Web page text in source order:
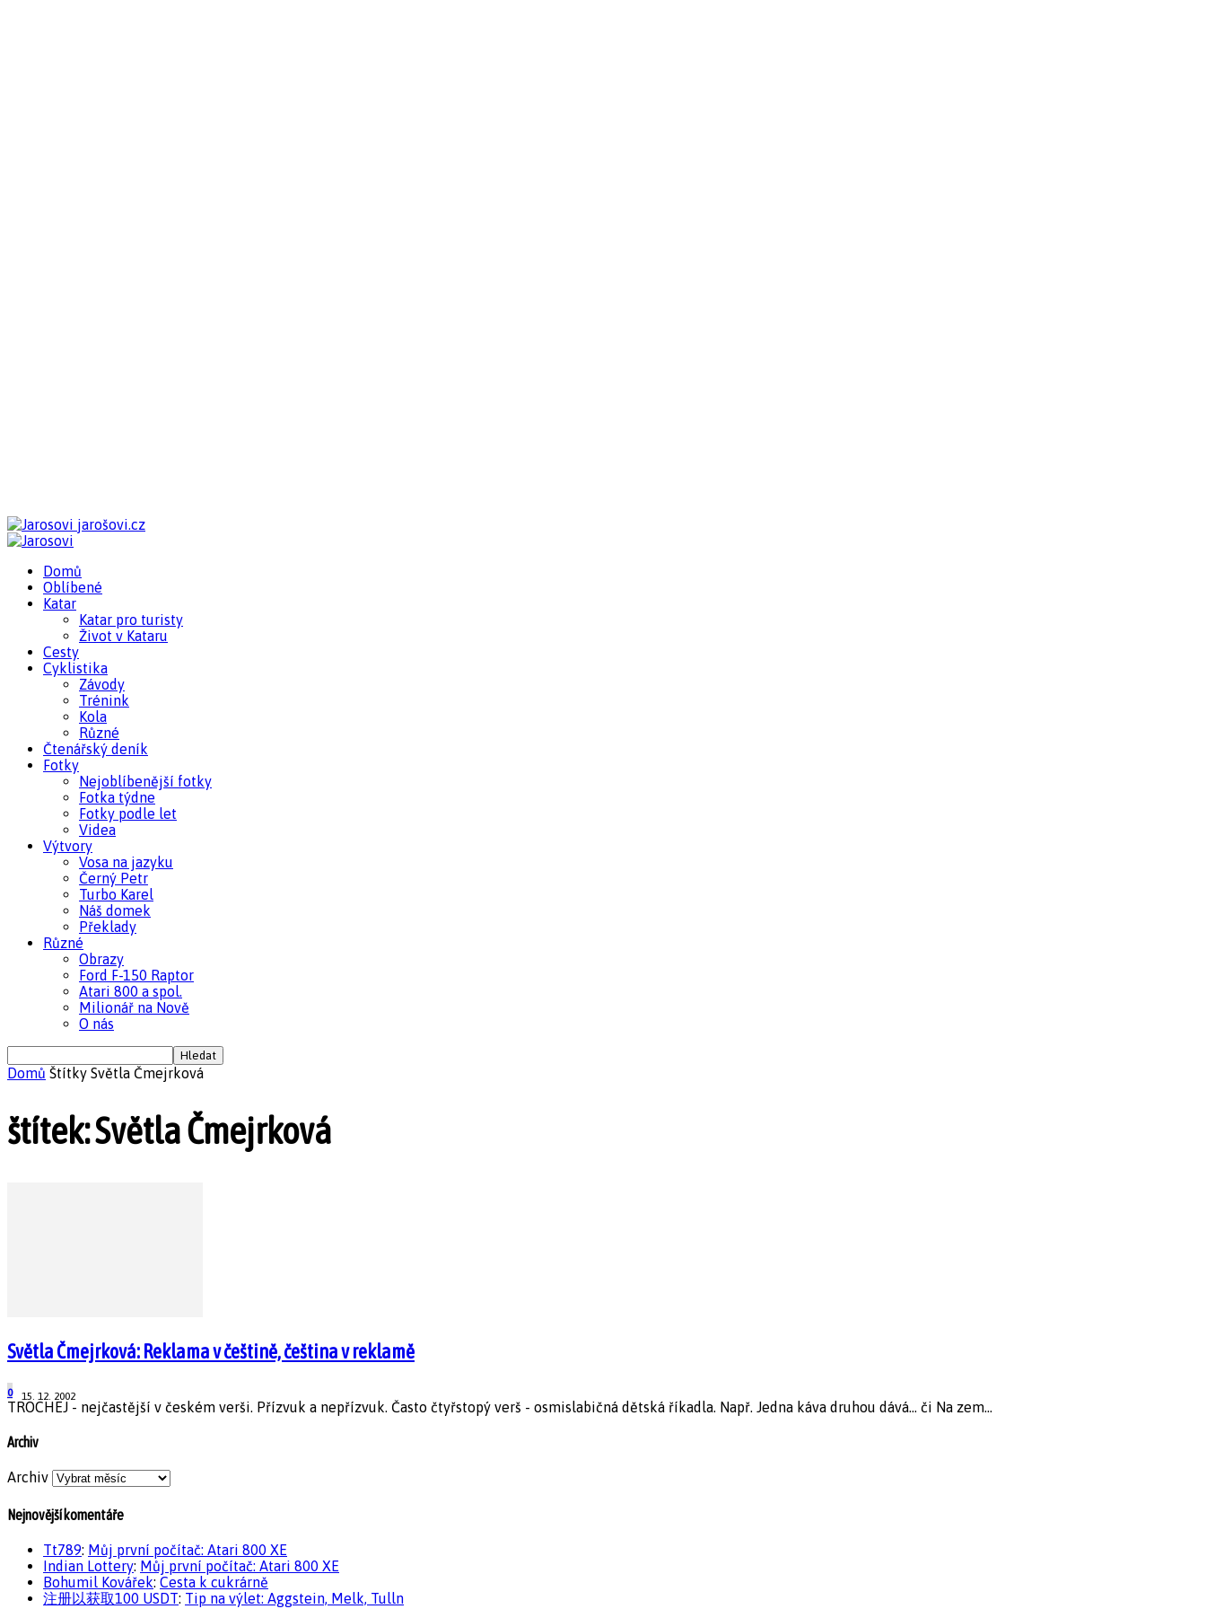
jarošovi.cz
Domů
Oblíbené
Katar
Katar pro turisty
Život v Kataru
Cesty
Cyklistika
Závody
Trénink
Kola
Různé
Čtenářský deník
Fotky
Nejoblíbenější fotky
Fotka týdne
Fotky podle let
Videa
Výtvory
Vosa na jazyku
Černý Petr
Turbo Karel
Náš domek
Překlady
Různé
Obrazy
Ford F-150 Raptor
Atari 800 a spol.
Milionář na Nově
O nás
Domů Štítky Světla Čmejrková
štítek: Světla Čmejrková
Světla Čmejrková: Reklama v češtině, čeština v reklamě
15. 12. 2002
0
TROCHEJ - nejčastější v českém verši. Přízvuk a nepřízvuk. Často čtyřstopý verš - osmislabičná dětská říkadla. Např. Jedna káva druhou dává... či Na zem...
Archiv
Archiv
Nejnovější komentáře
Tt789: Můj první počítač: Atari 800 XE
Indian Lottery: Můj první počítač: Atari 800 XE
Bohumil Kovářek: Cesta k cukrárně
注册以获取100 USDT: Tip na výlet: Aggstein, Melk, Tulln